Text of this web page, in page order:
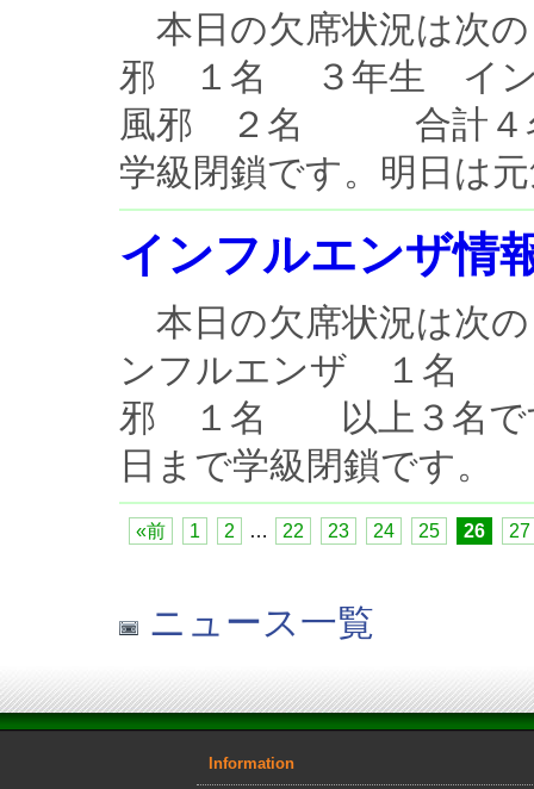
本日の欠席状況は次
邪 １名 ３年生 イ
風邪 ２名 合計４名
学級閉鎖です。明日は
インフルエンザ情
本日の欠席状況は
ンフルエンザ １
邪 １名 以上３名で
日まで学級閉鎖です。
«前 1 2 … 22 23 24 25 26 27
ニュース一覧
Information